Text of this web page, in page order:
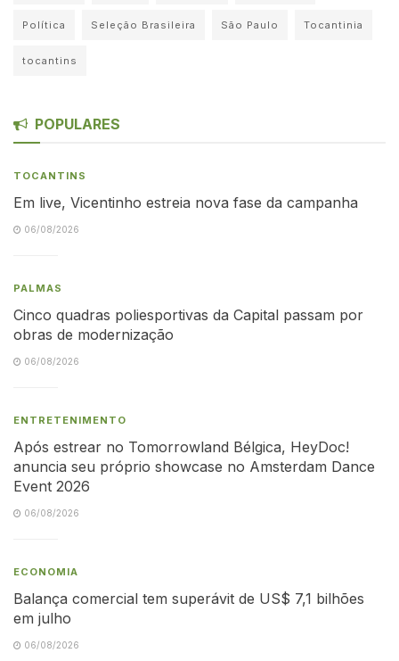
Política Seleção Brasileira São Paulo Tocantinia
tocantins
POPULARES
TOCANTINS
Em live, Vicentinho estreia nova fase da campanha
06/08/2026
PALMAS
Cinco quadras poliesportivas da Capital passam por
obras de modernização
06/08/2026
ENTRETENIMENTO
Após estrear no Tomorrowland Bélgica, HeyDoc!
anuncia seu próprio showcase no Amsterdam Dance
Event 2026
06/08/2026
ECONOMIA
Balança comercial tem superávit de US$ 7,1 bilhões
em julho
06/08/2026